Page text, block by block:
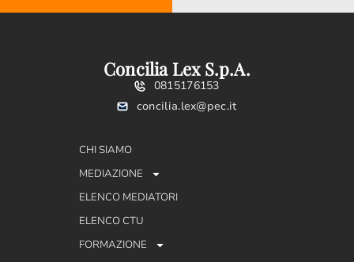
Concilia Lex S.p.A.
0815176153
concilia.lex@pec.it
CHI SIAMO
MEDIAZIONE
ELENCO MEDIATORI
ELENCO CTU
FORMAZIONE